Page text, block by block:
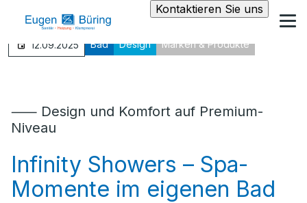
Kontaktieren Sie uns
12.09.2025 Bad Design Marken & Produkte
⸺ Design und Komfort auf Premium-
Niveau
Infinity Showers – Spa-
Momente im eigenen Bad